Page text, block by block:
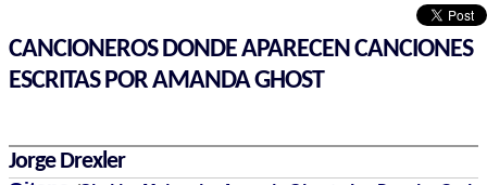
CANCIONEROS DONDE APARECEN CANCIONES
ESCRITAS POR AMANDA GHOST
Jorge Drexler